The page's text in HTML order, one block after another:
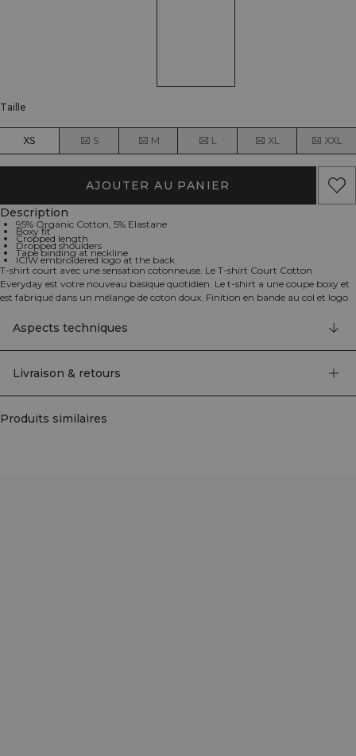
Taille
XS S M L XL XXL
AJOUTER AU PANIER
Description
95% Organic Cotton, 5% Elastane
Boxy fit
Cropped length
Dropped shoulders
Tape binding at neckline
ICIW embroidered logo at the back
T-shirt court avec une sensation cotonneuse. Le T-shirt Court Cotton
Everyday est votre nouveau basique quotidien. Le t-shirt a une coupe boxy et
est fabriqué dans un mélange de coton doux. Finition en bande au col et logo
Coupe décontractée. 95% Coton Bio, 5% Élasthanne
Aspects techniques
Livraison & retours
Produits similaires